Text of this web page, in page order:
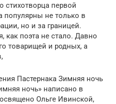
стихотворца первой
популярны не только в
но и за границей.
как поэта не стало. Давно
товарищей и родных, а
Пастернака Зимняя ночь
ночь» написано в
Ольге Ивинской,